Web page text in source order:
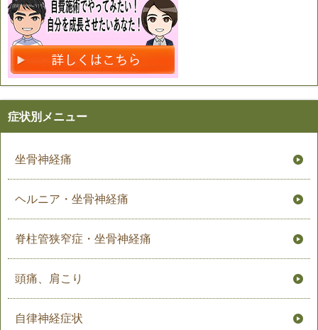
症状別メニュー
坐骨神経痛
ヘルニア・坐骨神経痛
脊柱管狭窄症・坐骨神経痛
頭痛、肩こり
自律神経症状